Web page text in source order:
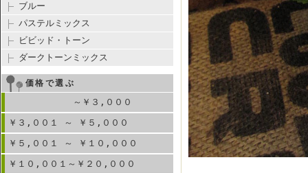
ブルー
パステルミックス
ビビッド・トーン
ダークトーンミックス
価格で選ぶ
～￥３,０００
￥３,００１ ～ ￥５,０００
￥５,００１ ～ ￥１０,０００
￥１０,００１～￥２０,０００